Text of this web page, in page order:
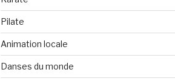
Pilate
Animation locale
Danses du monde